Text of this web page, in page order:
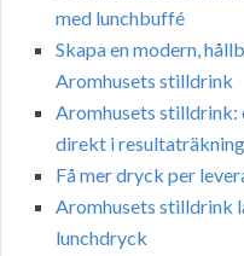
med lunchbuffé
Skapa en modern,
Aromhusets stilldrink
Aromhusets stilldrink:
direkt i
Få mer dryck per
Aromhusets stilldrink
lunchdryck